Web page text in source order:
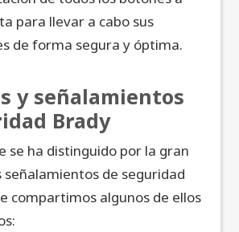
para llevar a cabo sus
de forma segura y óptima.
y señalamientos
Brady
se ha distinguido por la gran
señalamientos de seguridad
compartimos algunos de ellos